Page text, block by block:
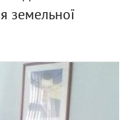
земельної